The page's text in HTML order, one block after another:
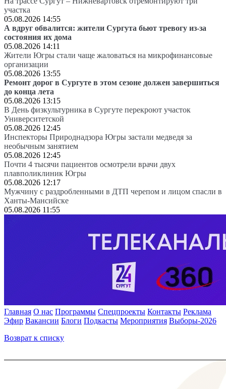
участка
05.08.2026 14:55
А вдруг обвалится: жители Сургута бьют тревогу из-за
состояния их дома
05.08.2026 14:11
Жители Югры стали чаще жаловаться на микрофинансовые
организации
05.08.2026 13:55
Ремонт дорог в Сургуте в этом сезоне должен завершиться
до конца лета
05.08.2026 13:15
В День физкультурника в Сургуте перекроют участок
Университетской
05.08.2026 12:45
Инспекторы Природнадзора Югры застали медведя за
необычным занятием
05.08.2026 12:45
Почти 4 тысячи пациентов осмотрели врачи двух
плавполиклиник Югры
05.08.2026 12:17
Мужчину с раздробленными в ДТП черепом и лицом спасли в
Ханты-Мансийске
05.08.2026 11:55
Главная О нас Программы Спецпроекты Контакты Реклама
Эфир Вакансии Блоги Подкасты Мероприятия Выборы-2026
Возврат к списку